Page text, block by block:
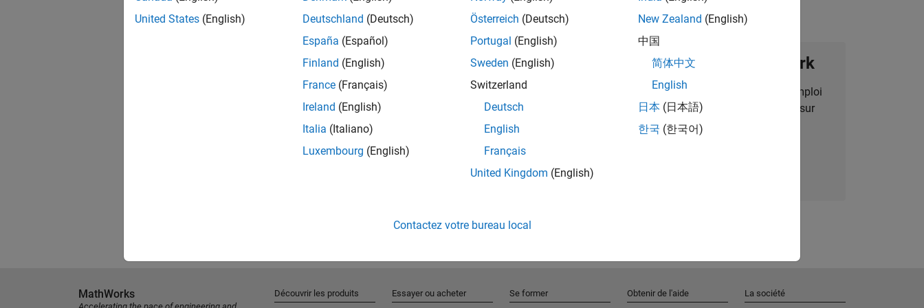
Rejoignez notre Talent Network
Recevez des alertes pour des opportunités d'emploi
personnalisées, des articles et des actualités sur
l'entreprise.
United States (English)
Deutschland (Deutsch)
España (Español)
Finland (English)
France (Français)
Ireland (English)
Italia (Italiano)
Luxembourg (English)
Österreich (Deutsch)
Portugal (English)
Sweden (English)
Switzerland
Deutsch
English
Français
United Kingdom (English)
New Zealand (English)
中国
简体中文
English
日本 (日本語)
한국 (한국어)
Contactez votre bureau local
MathWorks Découvrir les produits Essayer ou acheter Se former Obtenir de l'aide La société